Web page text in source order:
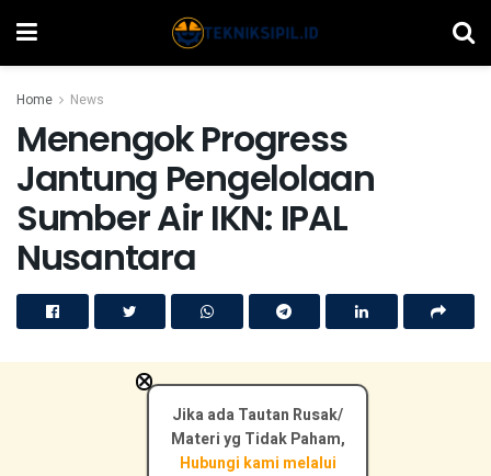
Home News
Menengok Progress
Jantung Pengelolaan
Sumber Air IKN: IPAL
Nusantara
Jika ada Tautan Rusak/
Materi yg Tidak Paham,
Hubungi kami melalui
×